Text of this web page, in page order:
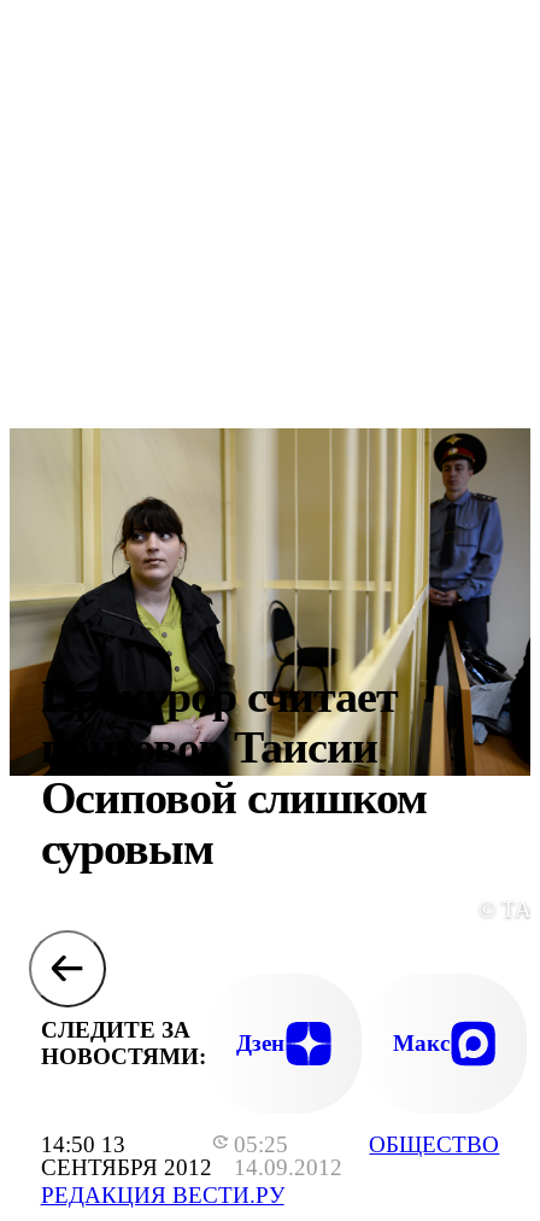
14:50 13
СЕНТЯБРЯ 2012
05:25
14.09.2012
РЕДАКЦИЯ ВЕСТИ.РУ
ОБЩЕСТВО
Прокурор считает
приговор Таисии
Осиповой слишком
суровым
©
СЛЕДИТЕ ЗА
НОВОСТЯМИ:
Дзен Макс